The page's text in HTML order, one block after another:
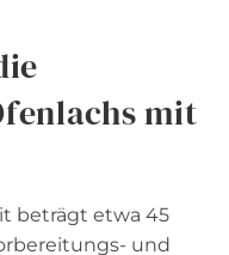
mit
beträgt etwa 45
und